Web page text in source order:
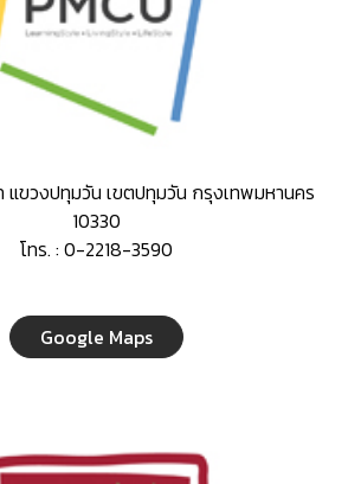
ขวงปทุมวัน เขตปทุมวัน กรุงเทพมหานคร
10330
โทร. : 0-2218-3590
Google Maps